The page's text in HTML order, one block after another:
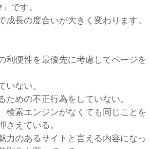
です。
成長の度合いが大きく変わります。
利便性を最優先に考慮してページを
いない。
めの不正行為をしていない。
検索エンジンがなくても同じことを
さえている。
力のあるサイトと言える内容になっ